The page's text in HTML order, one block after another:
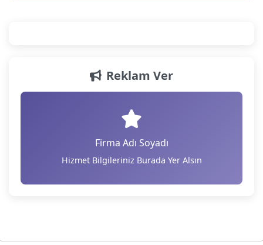
Reklam Ver
Firma Adı Soyadı
Hizmet Bilgileriniz Burada Yer Alsın